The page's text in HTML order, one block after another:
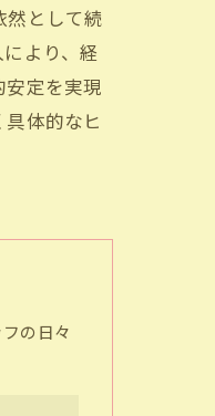
然として続
より、経
定を実現
体的なヒ
の日々